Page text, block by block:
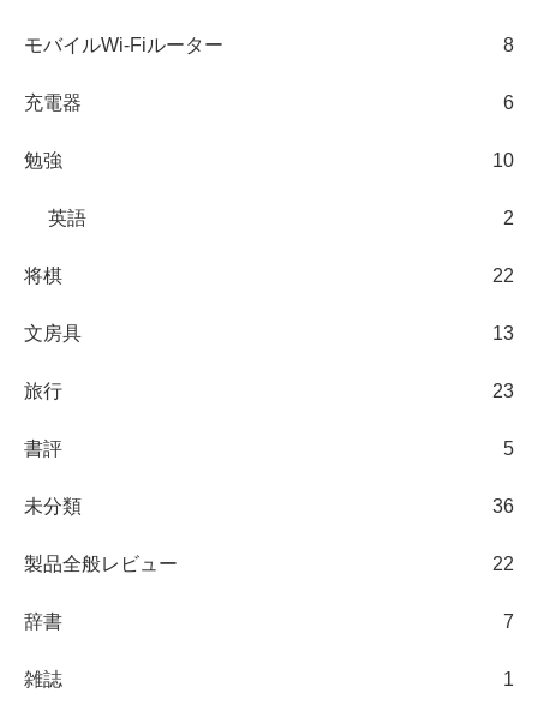
モバイルWi-Fiルーター 8
充電器 6
勉強 10
英語 2
将棋 22
文房具 13
旅行 23
書評 5
未分類 36
製品全般レビュー 22
辞書 7
雑誌 1